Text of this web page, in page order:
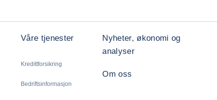
Våre tjenester
Kredittforsikring
Bedriftsinformasjon
Nyheter, økonomi og
analyser
Om oss